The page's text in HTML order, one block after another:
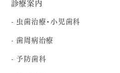
診療案内
虫歯治療・小児歯科
歯周病治療
予防歯科